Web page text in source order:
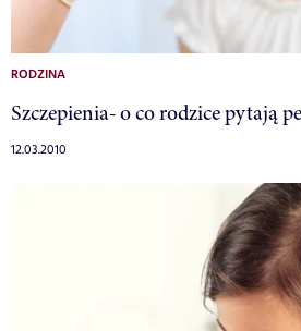
RODZINA
Szczepienia- o co rodzice pytają
12.03.2010